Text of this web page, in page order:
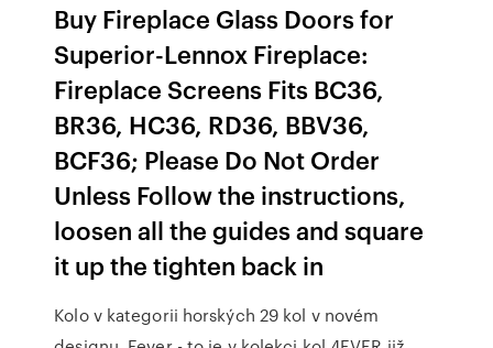
Buy Fireplace Glass Doors for
Superior-Lennox Fireplace:
Fireplace Screens Fits BC36,
BR36, HC36, RD36, BBV36,
BCF36; Please Do Not Order
Unless Follow the instructions,
loosen all the guides and square
it up the tighten back in
Kolo v kategorii horských 29 kol v novém